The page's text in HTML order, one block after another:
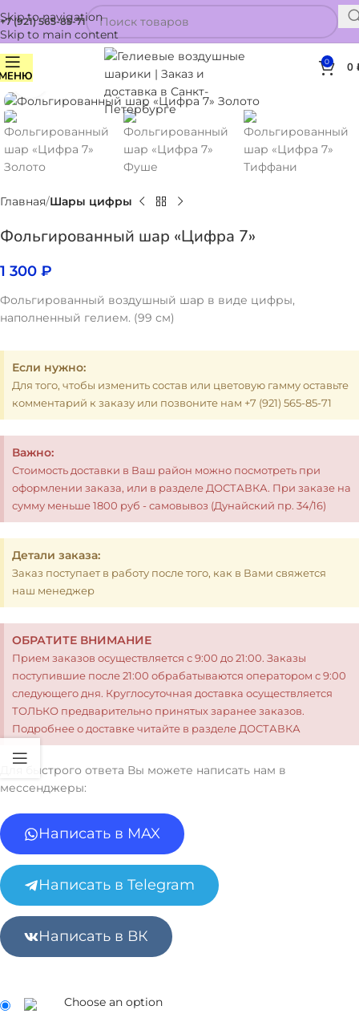
Skip to navigation
Skip to main content
+7 (921) 565-85-71
0 0
Нажмите, чтобы увеличить
Главная Шары цифры
Фольгированный шар «Цифра 7»
1 300 ₽
Фольгированный воздушный шар в виде цифры,
наполненный гелием. (99 см)
Если нужно:
Для того, чтобы изменить состав или цветовую гамму оставьте
комментарий к заказу или позвоните нам +7 (921) 565-85-71
Важно:
Стоимость доставки в Ваш район можно посмотреть при
оформлении заказа, или в разделе ДОСТАВКА. При заказе на
сумму меньше 1800 руб - самовывоз (Дунайский пр. 34/16)
Детали заказа:
Заказ поступает в работу после того, как в Вами свяжется
наш менеджер
ОБРАТИТЕ ВНИМАНИЕ
Прием заказов осуществляется с 9:00 до 21:00. Заказы
поступившие после 21:00 обрабатываются оператором с 9:00
следующего дня. Круглосуточная доставка осуществляется
ТОЛЬКО предварительно принятых заранее заказов.
Подробнее о доставке читайте в разделе ДОСТАВКА
Для быстрого ответа Вы можете написать нам в
мессенджеры:
Написать в MAX
Написать в Telegram
Написать в ВК
Choose an option